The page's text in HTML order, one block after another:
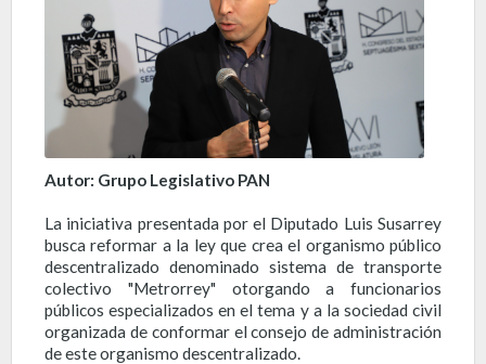
Autor: Grupo Legislativo PAN
La iniciativa presentada por el Diputado Luis Susarrey
busca reformar a la ley que crea el organismo público
descentralizado denominado sistema de transporte
colectivo "Metrorrey" otorgando a funcionarios
públicos especializados en el tema y a la sociedad civil
organizada de conformar el consejo de administración
de este organismo descentralizado.